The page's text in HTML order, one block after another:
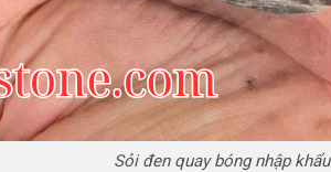
Sỏi đen quay bóng nhập khẩu